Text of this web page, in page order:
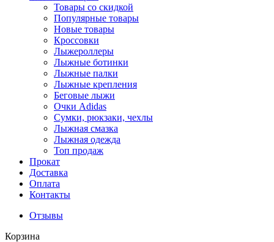
Товары со скидкой
Популярные товары
Новые товары
Кроссовки
Лыжероллеры
Лыжные ботинки
Лыжные палки
Лыжные крепления
Беговые лыжи
Очки Adidas
Сумки, рюкзаки, чехлы
Лыжная смазка
Лыжная одежда
Топ продаж
Прокат
Доставка
Оплата
Контакты
Отзывы
Корзина